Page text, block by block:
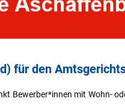
für den
Bewerber*innen mit Wohn-